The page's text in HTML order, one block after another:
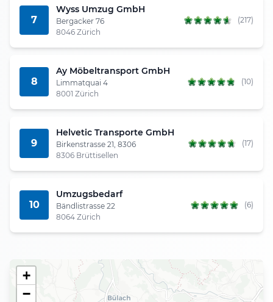
7
Wyss Umzug GmbH
Bergacker 76
8046 Zürich
(217)
8
Ay Möbeltransport GmbH
Limmatquai 4
8001 Zürich
(10)
9
Helvetic Transporte GmbH
Birkenstrasse 21, 8306
8306 Brüttisellen
(17)
10
Umzugsbedarf
Bändlistrasse 22
8064 Zürich
(6)
+
−